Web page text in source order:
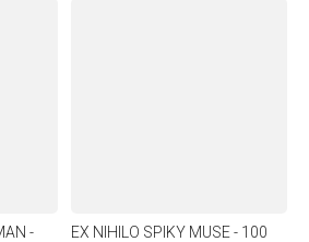
-
EX NIHILO SPIKY MUSE - 100